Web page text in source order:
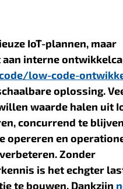
IoT-plannen, maar
interne
low-code-
oplossing.
waarde halen uit
concurrend te
opereren en
Zonder
is het echgter
te bouwen. Dankzijn